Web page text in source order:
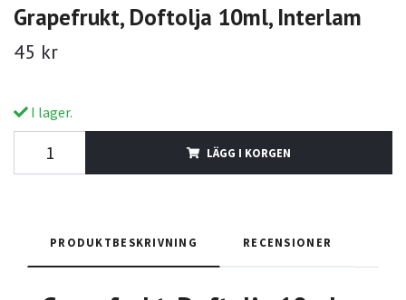
Grapefrukt, Doftolja 10ml, Interlam
45 kr
I lager.
LÄGG I KORGEN
PRODUKTBESKRIVNING RECENSIONER